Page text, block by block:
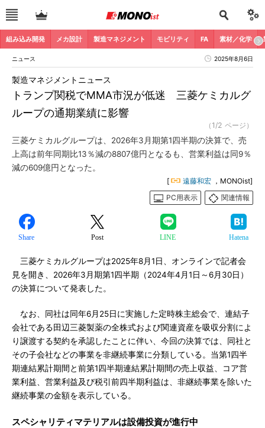
組み込み開発 メカ設計 製造マネジメント モビリティ FA 素材／化学
ニュース 2025年8月6日
トランプ関税でMMA市況が低迷 三菱ケミカルグ
ループの通期業績に影響
製造マネジメントニュース
（1/2 ページ）
三菱ケミカルグループは、2026年3月期第1四半期の決算で、売
上高は前年同期比13％減の8807億円となるも、営業利益は同9％
減の609億円となった。
[ 遠藤和宏 ，MONOist]
PC用表示
関連情報
Share Post LINE Hatena
三菱ケミカルグループは2025年8月1日、オンラインで記者会
見を開き、2026年3月期第1四半期（2024年4月1日～6月30日）
の決算について発表した。
なお、同社は同年6月25日に実施した定時株主総会で、連結子
会社である田辺三菱製薬の全株式および関連資産を吸収分割によ
り譲渡する契約を承認したことに伴い、今回の決算では、同社と
その子会社などの事業を非継続事業に分類している。当第1四半
期連結累計期間と前第1四半期連結累計期間の売上収益、コア営
業利益、営業利益及び税引前四半期利益は、非継続事業を除いた
継続事業の金額を表示している。
スペシャリティマテリアルは設備投資が進行中